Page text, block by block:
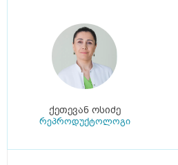
ქეთევან ოსიძე
რეპროდუქტოლოგი